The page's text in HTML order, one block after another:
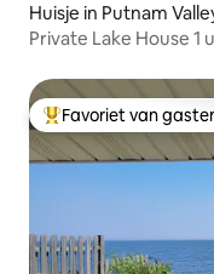
Huisje in Putnam
Private Lake House 1
Topfavoriet van
Favoriet van